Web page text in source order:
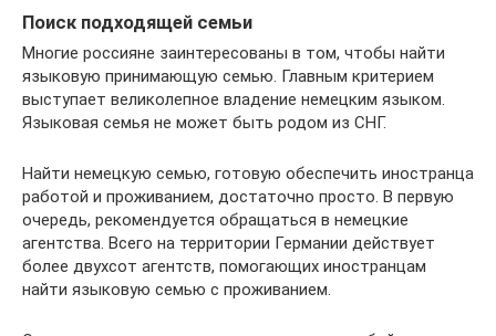
Поиск подходящей семьи
Многие россияне заинтересованы в том, чтобы найти
языковую принимающую семью. Главным критерием
выступает великолепное владение немецким языком.
Языковая семья не может быть родом из СНГ.
Найти немецкую семью, готовую обеспечить иностранца
работой и проживанием, достаточно просто. В первую
очередь, рекомендуется обращаться в немецкие
агентства. Всего на территории Германии действует
более двухсот агентств, помогающих иностранцам
найти языковую семью с проживанием.